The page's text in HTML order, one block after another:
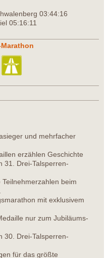
03:44:16
05:16:11
und mehrfacher
erzählen Geschichte
31. Drei-Talsperren-
beim
mit exklusivem
nur zum Jubiläums-
30. Drei-Talsperren-
für das größte